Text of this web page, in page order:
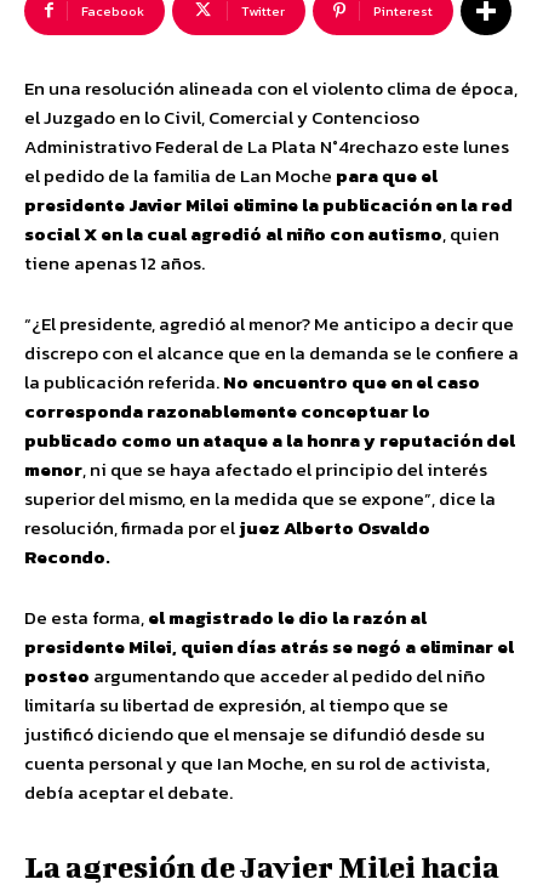
Facebook Twitter Pinterest
En una resolución alineada con el violento clima de época,
el Juzgado en lo Civil, Comercial y Contencioso
Administrativo Federal de La Plata N°4rechazo este lunes
el pedido de la familia de Lan Moche para que el
presidente Javier Milei elimine la publicación en la red
social X en la cual agredió al niño con autismo, quien
tiene apenas 12 años.
“¿El presidente, agredió al menor? Me anticipo a decir que
discrepo con el alcance que en la demanda se le confiere a
la publicación referida.No encuentro que en el caso
corresponda razonablemente conceptuar lo
publicado como un ataque a la honra y reputación del
menor, ni que se haya afectado el principio del interés
superior del mismo, en la medida que se expone”, dice la
resolución, firmada por eljuez Alberto Osvaldo
Recondo.
De esta forma,el magistrado le dio la razón al
presidente Milei, quien días atrás se negó a eliminar el
posteo argumentando que acceder al pedido del niño
limitaría su libertad de expresión, al tiempo que se
justificó diciendo que el mensaje se difundió desde su
cuenta personal y que Ian Moche, en su rol de activista,
debía aceptar el debate.
La agresión de Javier Milei hacia